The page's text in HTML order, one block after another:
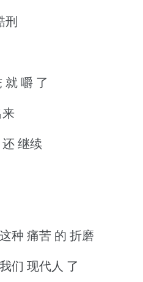
刑
就 嚼 了
继续
种 痛苦 的 折磨
们 现代人 了